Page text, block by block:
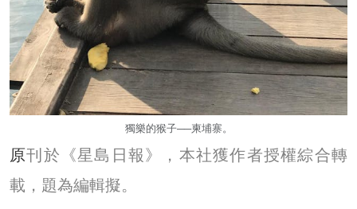
獨樂的猴子──柬埔寨。
原刊於《星島日報》，本社獲作者授權綜合轉
載，題為編輯擬。